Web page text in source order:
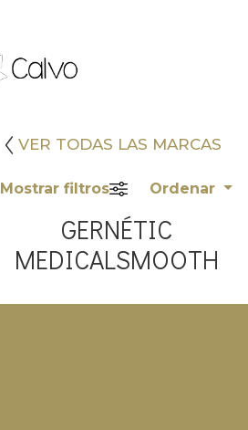
VER TODAS LAS MARCAS
Mostrar filtros Ordenar
GERNÉTIC
MEDICALSMOOTH